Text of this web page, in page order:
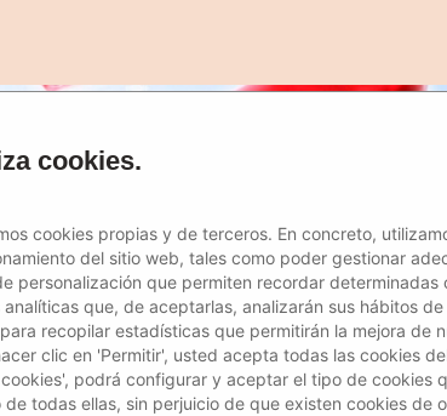
cookies.
cookies propias y de terceros. En concreto,
del sitio web, tales como poder gestionar
personalización que permiten recordar determinadas
que, de aceptarlas, analizarán sus hábitos
recopilar estadísticas que permitirán la mejora de
clic en 'Permitir', usted acepta todas las cookies
podrá configurar y aceptar el tipo de cookies
todas ellas, sin perjuicio de que existen cookies de